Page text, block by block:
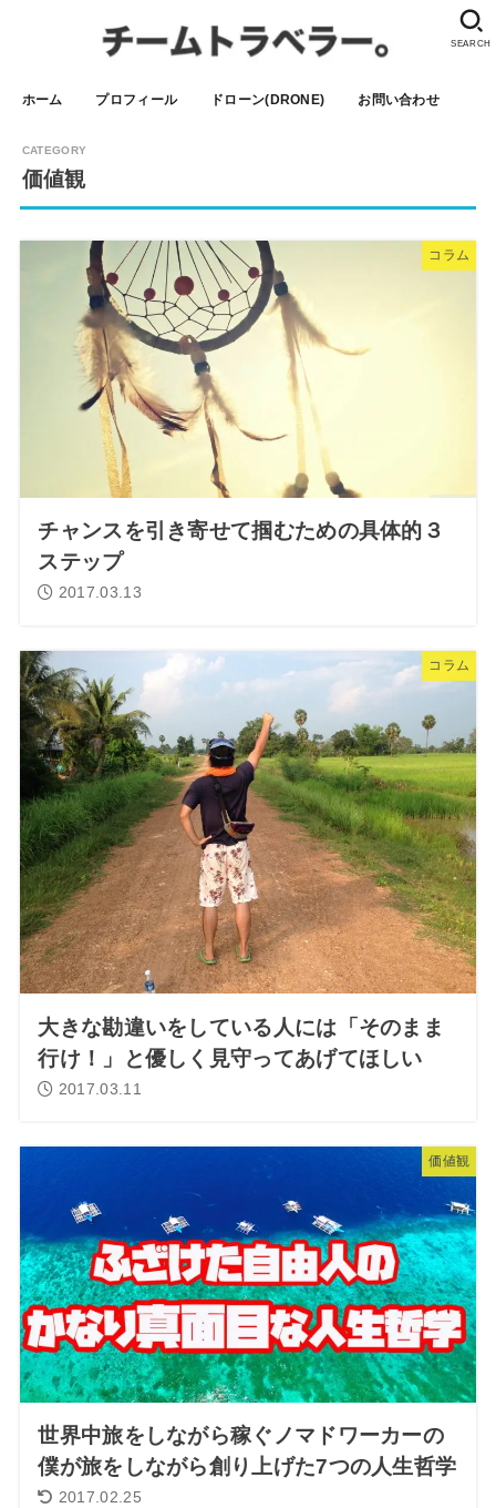
ホーム プロフィール ドローン(DRONE) お問い合わせ
SEARCH
価値観
コラム
チャンスを引き寄せて掴むための具体的３
ステップ
2017.03.13
コラム
大きな勘違いをしている人には「そのまま
行け！」と優しく見守ってあげてほしい
2017.03.11
価値観
世界中旅をしながら稼ぐノマドワーカーの
僕が旅をしながら創り上げた7つの人生哲学
2017.02.25